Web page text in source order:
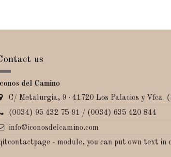
us
del Camino
C/ Metalurgia, 9 · 41720 Los Palacios y Vfca.
(0034) 95 432 75 91 / (0034) 635 420 844
info@iconosdelcamino.com
- module, you can put own text in